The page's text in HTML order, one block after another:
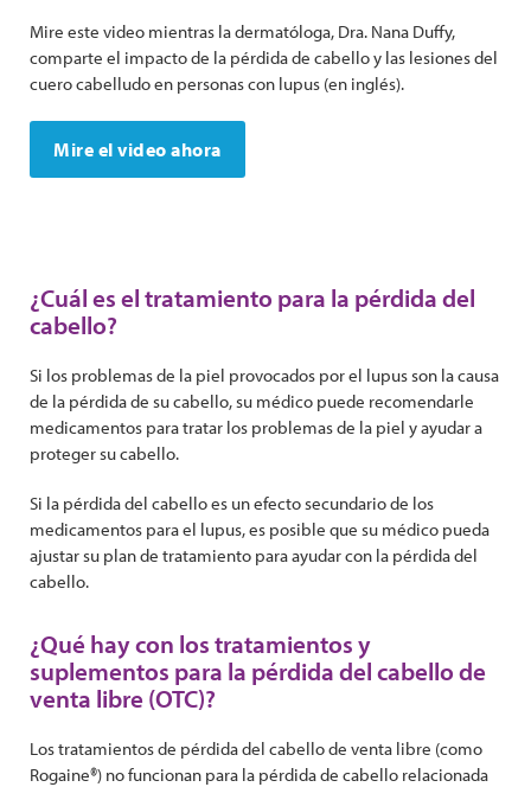
Mire este video mientras la dermatóloga, Dra. Nana Duffy,
comparte el impacto de la pérdida de cabello y las lesiones del
cuero cabelludo en personas con lupus (en inglés).
Mire el video ahora
¿Cuál es el tratamiento para la pérdida del
cabello?
Si los problemas de la piel provocados ​​por el lupus son la causa
de la pérdida de su cabello, su médico puede recomendarle
medicamentos para tratar los problemas de la piel y ayudar a
proteger su cabello.
Si la pérdida del cabello es un efecto secundario de los
medicamentos para el lupus, es posible que su médico pueda
ajustar su plan de tratamiento para ayudar con la pérdida del
cabello.
¿Qué hay con los tratamientos y
suplementos para la pérdida del cabello de
venta libre (OTC)?
Los tratamientos de pérdida del cabello de venta libre (como
Rogaine®) no funcionan para la pérdida de cabello relacionada